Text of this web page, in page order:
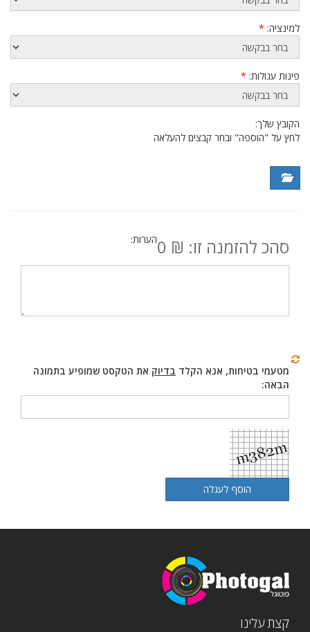
למינציה: *
פינות עגולות: *
הקובץ שלך:
לחץ על "הוספה" ובחר קבצים להעלאה
סהכ להזמנה זו: ₪ 0הערות:
מטעמי בטיחות, אנא הקלד בדיוק את הטקסט שמופיע בתמונה
הבאה:
קצת עלינו